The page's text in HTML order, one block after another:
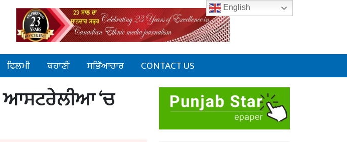
ਫਿਲਮੀ ਕਹਾਣੀ ਸਭਿੱਆਚਾਰ CONTACT US
ਆਸਟਰੇਲੀਆ ‘ਚ
English